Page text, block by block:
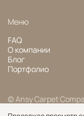
Меню
FAQ
О компании
Блог
Портфолио
© Ansy Carpet